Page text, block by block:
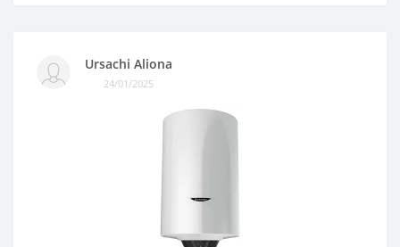
Ursachi Aliona
24/01/2025